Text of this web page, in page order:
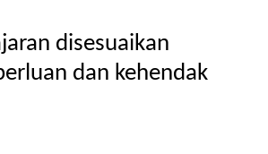
disesuaikan
dan kehendak